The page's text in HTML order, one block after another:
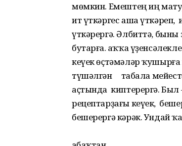
мөмкин. Емештең иң
ит үткәргес аша
үткәрергә. Әлбиттә,
бутарға. Ҡаҡҡа
кеүек өҫтәмәләр
түшәлгән табала
аҫтында киптерергә.
рецептарҙағы кеүек,
бешерергә кәрәк. Ундай